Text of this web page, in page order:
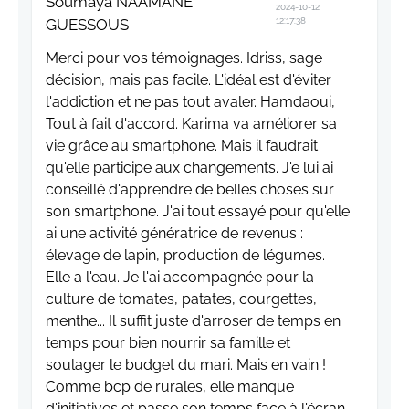
GUESSOUS
2024-10-12
12:17:38
Merci pour vos témoignages. Idriss, sage
décision, mais pas facile. L'idéal est d'éviter
l'addiction et ne pas tout avaler. Hamdaoui,
Tout à fait d'accord. Karima va améliorer sa
vie grâce au smartphone. Mais il faudrait
qu'elle participe aux changements. J'e lui ai
conseillé d'apprendre de belles choses sur
son smartphone. J'ai tout essayé pour qu'elle
ai une activité génératrice de revenus :
élevage de lapin, production de légumes.
Elle a l'eau. Je l'ai accompagnée pour la
culture de tomates, patates, courgettes,
menthe... Il suffit juste d'arroser de temps en
temps pour bien nourrir sa famille et
soulager le budget du mari. Mais en vain !
Comme bcp de rurales, elle manque